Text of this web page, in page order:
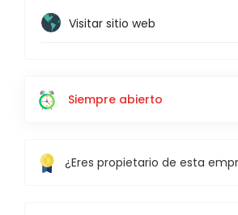
Visitar sitio web
Siempre abierto
¿Eres propietario de esta